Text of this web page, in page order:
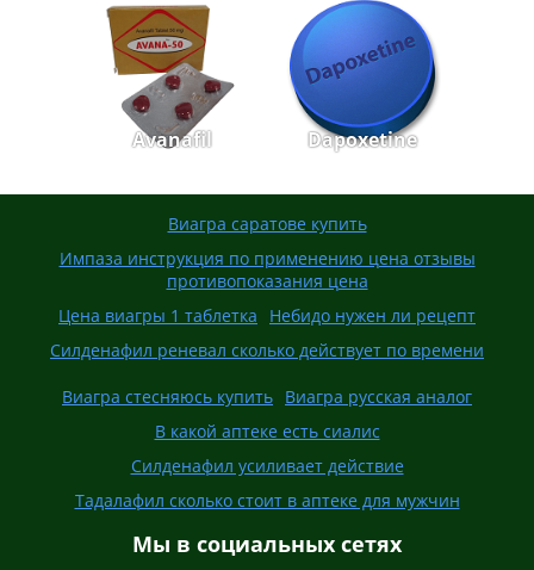
Avanafil Dapoxetine
Виагра саратове купить
Импаза инструкция по применению цена отзывы
противопоказания цена
Цена виагры 1 таблетка
Небидо нужен ли рецепт
Силденафил реневал сколько действует по времени
Виагра стесняюсь купить Виагра русская аналог
В какой аптеке есть сиалис
Силденафил усиливает действие
Тадалафил сколько стоит в аптеке для мужчин
Мы в социальных сетях